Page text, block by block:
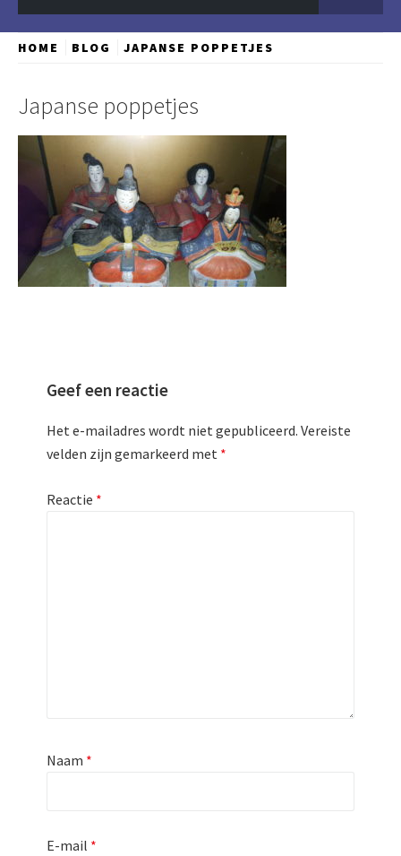
HOME BLOG JAPANSE POPPETJES
Japanse poppetjes
Geef een reactie
Het e-mailadres wordt niet gepubliceerd. Vereiste
velden zijn gemarkeerd met *
Reactie *
Naam *
E-mail *